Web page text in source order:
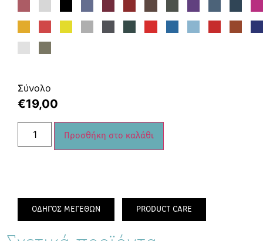
Σύνολο
€19,00
Προσθήκη στο καλάθι
ΟΔΗΓΟΣ ΜΕΓΕΘΩΝ PRODUCT CARE